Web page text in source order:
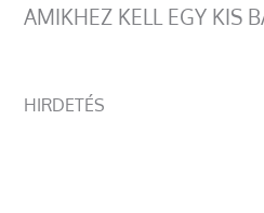
AMIKHEZ KELL EGY KIS
HIRDETÉS